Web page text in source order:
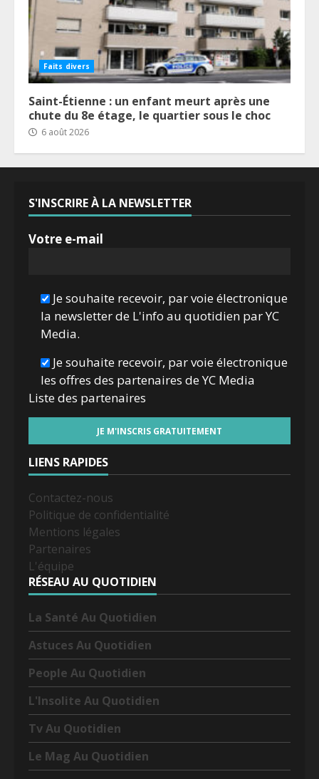
Faits divers
Saint-Étienne : un enfant meurt après une
chute du 8e étage, le quartier sous le choc
6 août 2026
S'INSCRIRE À LA NEWSLETTER
Votre e-mail
Je souhaite recevoir, par voie électronique
la newsletter de L'info au quotidien par YC
Media.
Je souhaite recevoir, par voie électronique
les offres des partenaires de YC Media
Liste des partenaires
LIENS RAPIDES
Contactez-nous
Politique de confidentialité
Mentions légales
Partenaires
L'équipe
RÉSEAU AU QUOTIDIEN
La Santé Au Quotidien
Astuces Au Quotidien
People Au Quotidien
L'Insolite Au Quotidien
Tv Au Quotidien
Le Mag Au Quotidien